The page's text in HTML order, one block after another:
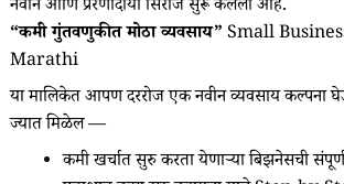
नवीन आणि प्रेरणादायी सिरीज सुरू केलेली आहे.
“कमी गुंतवणुकीत मोठा व्यवसाय” Small
Marathi
या मालिकेत आपण दररोज एक नवीन व्यवसाय कल्पना
ज्यात मिळेल —
कमी खर्चात सुरु करता येणाऱ्या बिझनेसची